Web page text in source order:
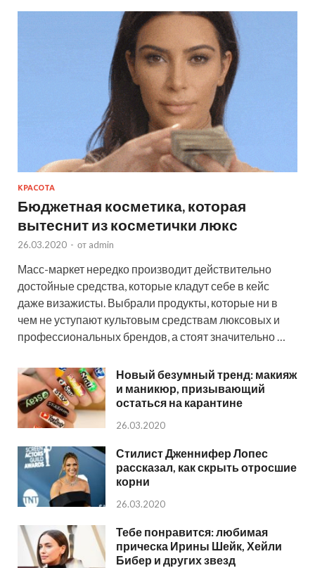
КРАСОТА
Бюджетная косметика, которая
вытеснит из косметички люкс
26.03.2020 - от admin
Масс-маркет нередко производит действительно
достойные средства, которые кладут себе в кейс
даже визажисты. Выбрали продукты, которые ни в
чем не уступают культовым средствам люксовых и
профессиональных брендов, а стоят значительно …
Новый безумный тренд: макияж
и маникюр, призывающий
остаться на карантине
26.03.2020
Стилист Дженнифер Лопес
рассказал, как скрыть отросшие
корни
26.03.2020
Тебе понравится: любимая
прическа Ирины Шейк, Хейли
Бибер и других звезд